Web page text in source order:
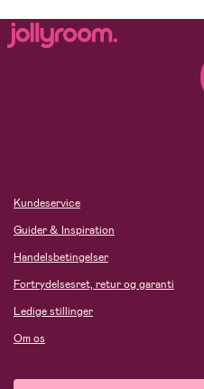
Kundeservice
Guider & Inspiration
Handelsbetingelser
Fortrydelsesret, retur og garanti
Ledige stillinger
Om os